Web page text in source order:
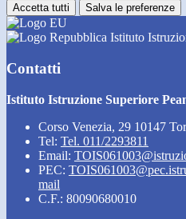
Accetta tutti Salva le preferenze
Istituto
Contatti
Istituto Istruzione Superiore
Corso Venezia, 29 10147
Tel: Tel. 011/2293811
Email:
PEC:
mail
C.F.: 80090680010